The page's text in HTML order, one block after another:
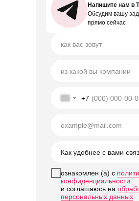
Напишите нам в
Обсудим вашу
прямо сейчас
Напишите нам в
Обсудим вашу
прямо сейчас
+7
ознакомлен (а) с
конфиденциальности
и соглашаюсь на
персональных данных